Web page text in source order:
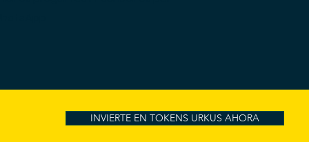
INVIERTE EN TOKENS URKUS AHORA